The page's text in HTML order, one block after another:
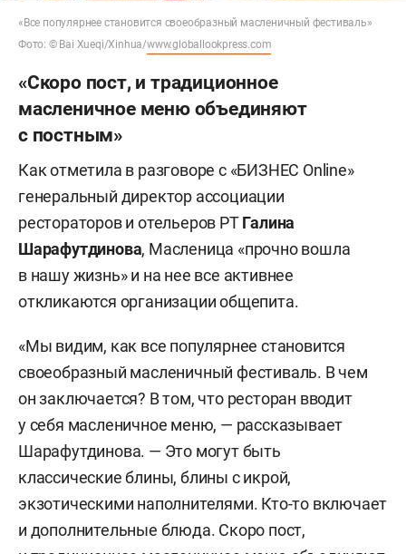
«Все популярнее становится своеобразный масленичный фестиваль»
Фото: © Bai Xueqi/Xinhua/www.globallookpress.com
«Скоро пост, и традиционное
масленичное меню объединяют
с постным»
Как отметила в разговоре с «БИЗНЕС Online»
генеральный директор ассоциации
рестораторов и отельеров РТГалина
Шарафутдинова, Масленица «прочно вошла
в нашу жизнь» и на нее все активнее
откликаются организации общепита.
«Мы видим, как все популярнее становится
своеобразный масленичный фестиваль. В чем
он заключается? В том, что ресторан вводит
у себя масленичное меню, — рассказывает
Шарафутдинова. — Это могут быть
классические блины, блины с икрой,
экзотическими наполнителями. Кто-то включает
и дополнительные блюда. Скоро пост,